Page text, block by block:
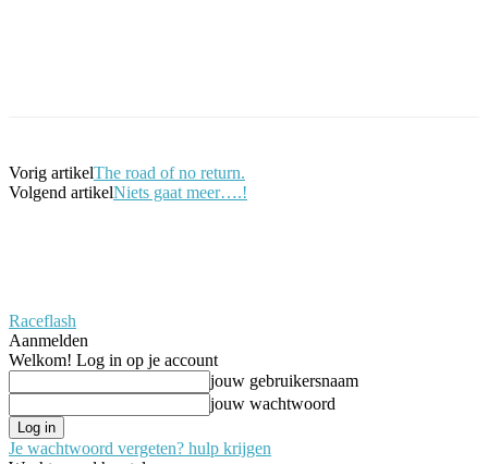
Vorig artikelThe road of no return.
Volgend artikelNiets gaat meer….!
Raceflash
Aanmelden
Welkom! Log in op je account
jouw gebruikersnaam
jouw wachtwoord
Je wachtwoord vergeten? hulp krijgen